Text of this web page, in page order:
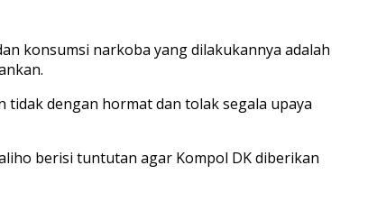
konsumsi narkoba yang dilakukannya adalah
tidak dengan hormat dan tolak segala upaya
berisi tuntutan agar Kompol DK diberikan